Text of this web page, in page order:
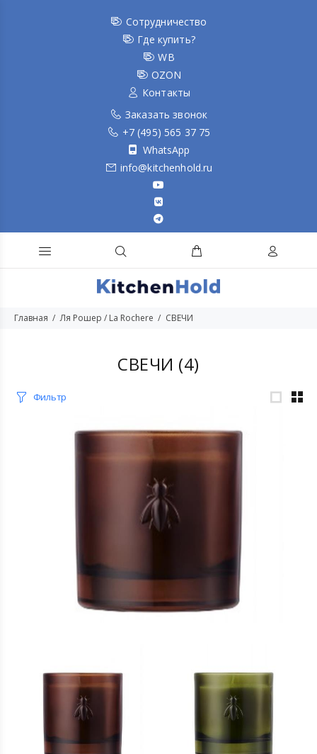
Сотрудничество
Где купить?
WB
OZON
Контакты
Заказать звонок
+7 (495) 565 37 75
WhatsApp
info@kitchenhold.ru
Главная Ля Рошер / La Rochere СВЕЧИ
СВЕЧИ (4)
Фильтр